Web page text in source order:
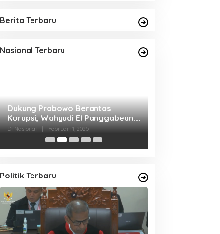
Berita Terbaru
Nasional Terbaru
Dukung Prabowo Berantas
Korupsi, Wahyudi El Panggabean:
Pers Harus Berani dan Beretika
Di Nasional | Februari 1, 2025
Politik Terbaru